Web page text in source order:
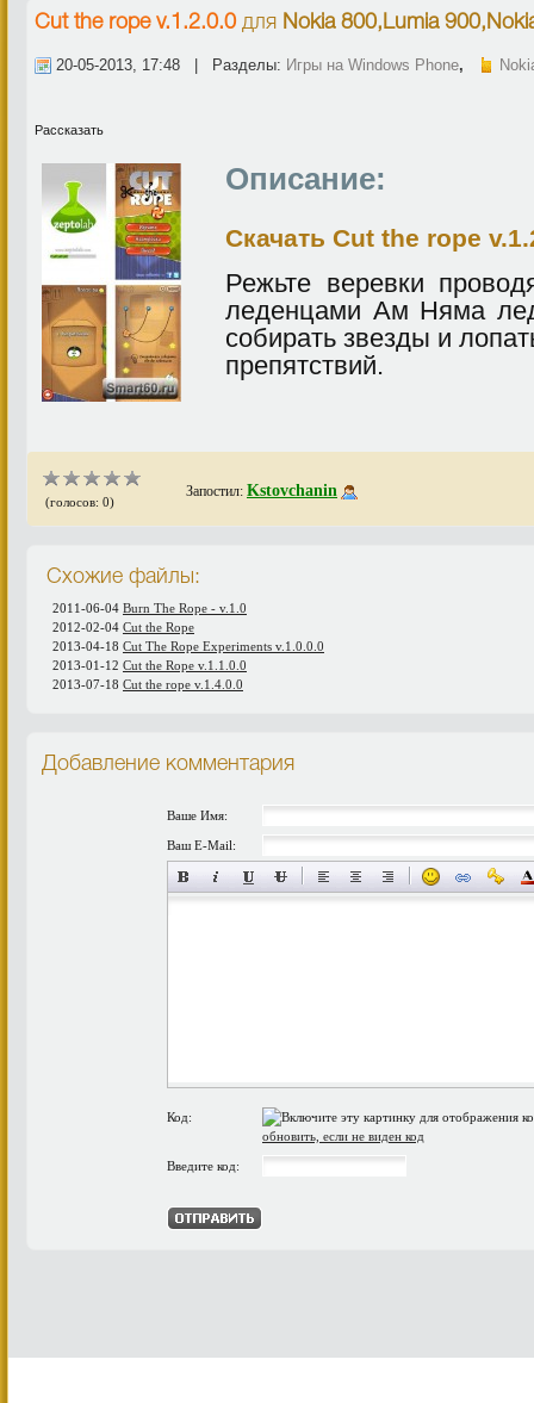
Cut the rope v.1.2.0.0для Nokia 800,Lumia
20-05-2013, 17:48 | Разделы: Игры на Windows Phone,
Рассказать
Описание:
Скачать Cut the rope
Режьте веревки
леденцами Ам Няма
собирать звезды и
препятствий.
(голосов: 0)
Запостил: Kstovchanin
Схожие файлы:
2011-06-04 Burn The Rope - v.1.0
2012-02-04 Cut the Rope
2013-04-18 Cut The Rope Experiments v.1.0.0.0
2013-01-12 Cut the Rope v.1.1.0.0
2013-07-18 Cut the rope v.1.4.0.0
Добавление комментария
Ваше Имя:
Ваш E-Mail:
Код:
обновить, если не виден код
Введите код: